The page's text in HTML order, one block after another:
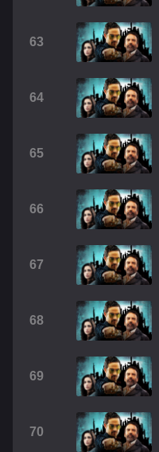
63
64
65
66
67
68
69
70